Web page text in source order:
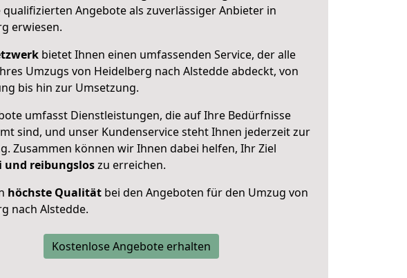
Angebote als zuverlässiger Anbieter in
erwiesen.
bietet Ihnen einen umfassenden Service, der alle
Umzugs von Heidelberg nach Alstedde abdeckt, von
bis hin zur Umsetzung.
umfasst Dienstleistungen, die auf Ihre Bedürfnisse
sind, und unser Kundenservice steht Ihnen jederzeit zur
Zusammen können wir Ihnen dabei helfen, Ihr Ziel
und reibungsloszu erreichen.
höchste Qualität bei den Angeboten für den Umzug von
nach Alstedde.
Kostenlose Angebote erhalten